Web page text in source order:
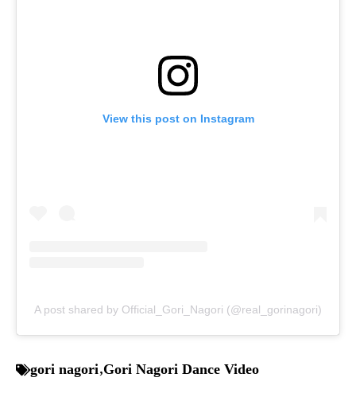
View this post on Instagram
A post shared by Official_Gori_Nagori (@real_gorinagori)
gori nagori,Gori Nagori Dance Video